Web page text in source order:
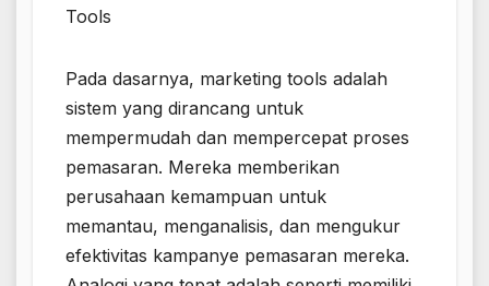
Tools
Pada dasarnya, marketing tools adalah
sistem yang dirancang untuk
mempermudah dan mempercepat proses
pemasaran. Mereka memberikan
perusahaan kemampuan untuk
memantau, menganalisis, dan mengukur
efektivitas kampanye pemasaran mereka.